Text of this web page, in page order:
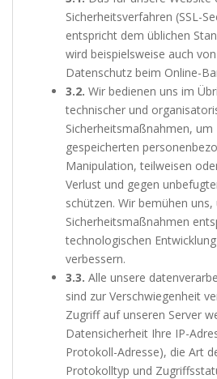
Sicherheitsverfahren (SSL-
entspricht dem üblichen
wird beispielsweise auch
Datenschutz beim Online-
3.2. Wir bedienen uns im
technischer und
Sicherheitsmaßnahmen, um
gespeicherten
Manipulation, teilweisen
Verlust und gegen
schützen. Wir bemühen uns,
Sicherheitsmaßnahmen
technologischen
verbessern.
3.3. Alle unsere
sind zur Verschwiegenheit
Zugriff auf unseren Server
Datensicherheit Ihre IP-
Protokoll-Adresse), die Art
Protokolltyp und